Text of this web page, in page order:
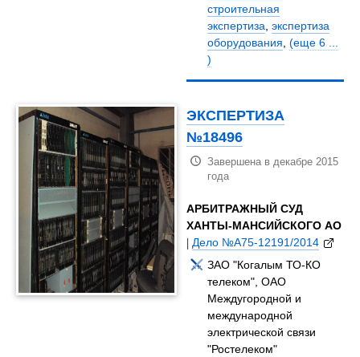
строительная
экспертиза,экспертиза
оборудования,(еще 6 ...
)
ЭКСПЕРТИЗА
№18496
Завершена в декабре 2015
года
АРБИТРАЖНЫЙ СУД
ХАНТЫ-МАНСИЙСКОГО АО
|Дело №А75-12191/2014
ЗАО "Когалым ТО-КО
телеком", ОАО
Междугородной и
международной
электрической связи
"Ростелеком"